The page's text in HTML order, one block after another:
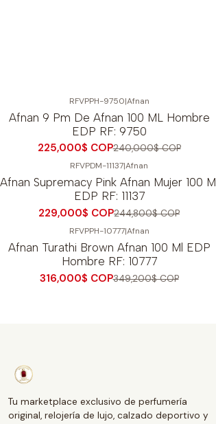
RFVPPH-9750|Afnan
Afnan 9 Pm De Afnan 100 ML Hombre
EDP RF: 9750
225,000$ COP240,000$ COP
RFVPDM-11137|Afnan
Afnan Supremacy Pink Afnan Mujer 100 Ml
EDP RF: 11137
229,000$ COP244,800$ COP
RFVPPH-10777|Afnan
Afnan Turathi Brown Afnan 100 Ml EDP
Hombre RF: 10777
316,000$ COP349,200$ COP
Tu marketplace exclusivo de perfumería
original, relojería de lujo, calzado deportivo y